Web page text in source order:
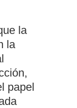
la
la
papel